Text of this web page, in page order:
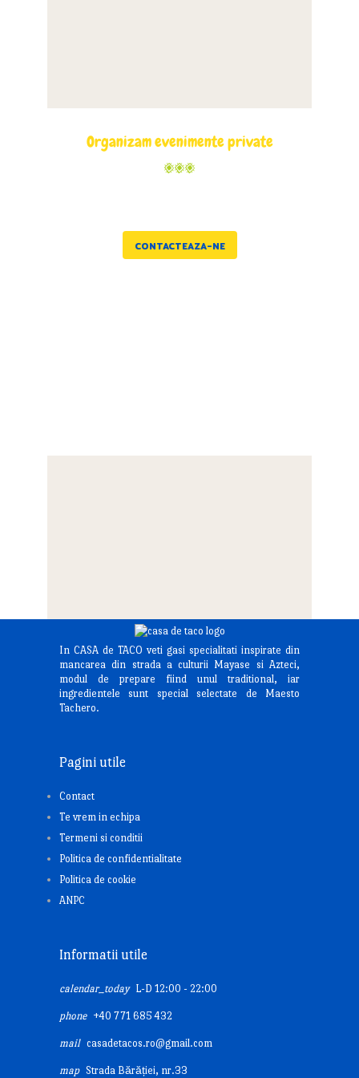
Organizam evenimente private
CONTACTEAZA-NE
In CASA de TACO veti gasi specialitati inspirate din
mancarea din strada a culturii Mayase si Azteci,
modul de prepare fiind unul traditional, iar
ingredientele sunt special selectate de Maesto
Tachero.
Pagini utile
Contact
Te vrem in echipa
Termeni si conditii
Politica de confidentialitate
Politica de cookie
ANPC
Informatii utile
calendar_today L-D 12:00 - 22:00
phone +40 771 685 432
mail casadetacos.ro@gmail.com
map Strada Bărăției, nr.33